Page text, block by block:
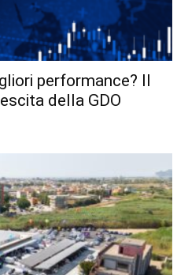
performance? Il
della GDO